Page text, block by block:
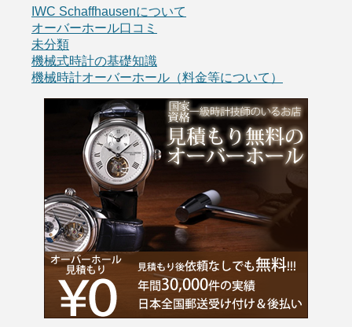
IWC Schaffhausenについて
オーバーホール口コミ
未分類
機械式時計の基礎知識
機械時計オーバーホール（料金等について）